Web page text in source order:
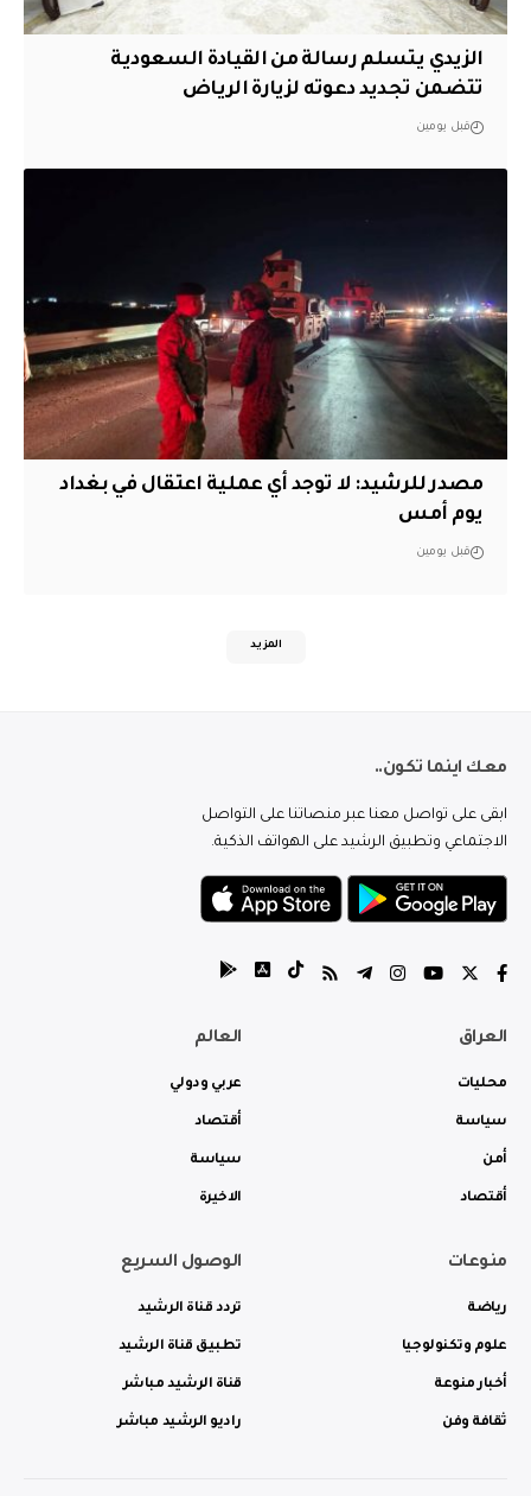
الزيدي يتسلم رسالة من القيادة السعودية
تتضمن تجديد دعوته لزيارة الرياض
قبل يومين
مصدر للرشيد: لا توجد أي عملية اعتقال في بغداد
يوم أمس
قبل يومين
المزيد
معك اينما تكون..
ابقى على تواصل معنا عبر منصاتنا على التواصل
الاجتماعي وتطبيق الرشيد على الهواتف الذكية.
العراق
محليات
سياسة
أمن
أقتصاد
العالم
عربي ودولي
أقتصاد
سياسة
الاخيرة
منوعات
رياضة
علوم وتكنولوجيا
أخبار منوعة
ثقافة وفن
الوصول السريع
تردد قناة الرشيد
تطبيق قناة الرشيد
قناة الرشيد مباشر
راديو الرشيد مباشر